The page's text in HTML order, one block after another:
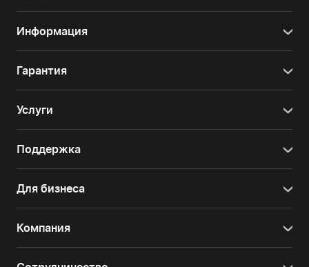
Информация
Гарантия
Услуги
Поддержка
Для бизнеса
Компания